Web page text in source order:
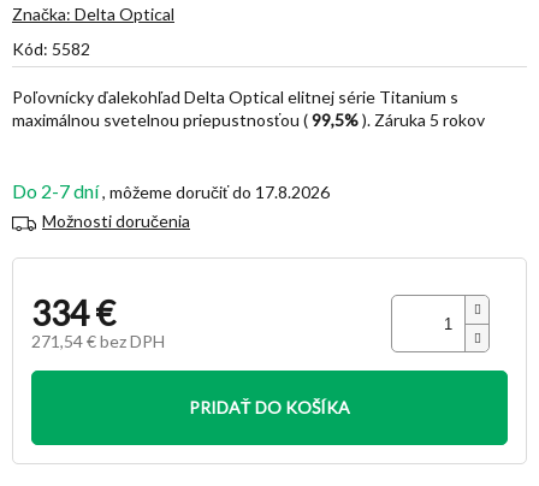
Kód: 5582
Do 2-7 dní
17.8.2026
Možnosti doručenia
334 €
271,54 € bez DPH
Jednotková
PRIDAŤ DO KOŠÍKA
Poľovnícky ďalekohľad Delta Optical elitnej série Titanium s
maximálnou svetelnou priepustnosťou (99,5%). Záruka 5 rokov
produktu
5,0
5
hviezdičiek.
Značka: Delta Optical